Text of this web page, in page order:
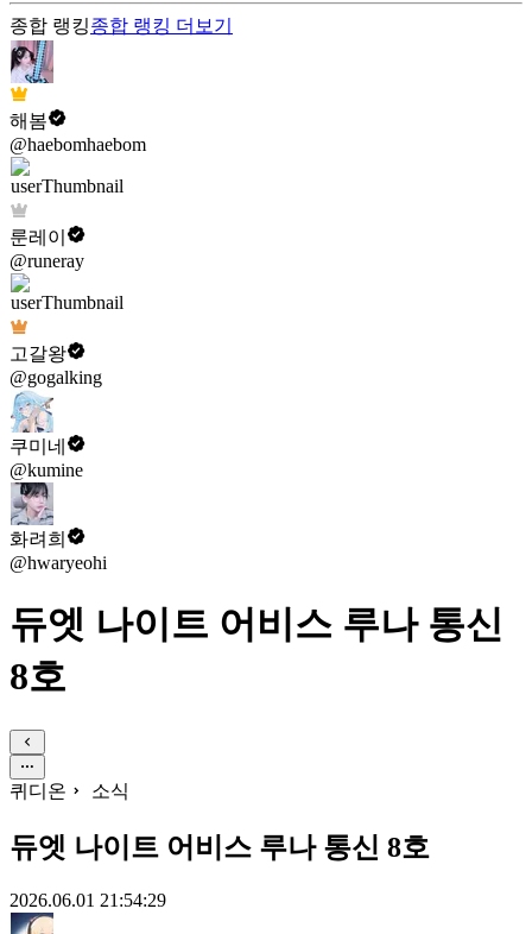
종합 랭킹종합 랭킹 더보기
해봄
@haebomhaebom
룬레이
@runeray
고갈왕
@gogalking
쿠미네
@kumine
화려희
@hwaryeohi
듀엣 나이트 어비스 루나 통신
8호
퀴디온 소식
듀엣 나이트 어비스 루나 통신 8호
2026.06.01 21:54:29